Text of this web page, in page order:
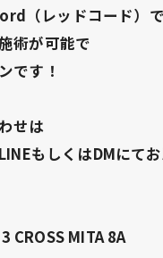
（レッドコード）
術が可能で
です！
せは
もしくはDMにてお
CROSS MITA 8A